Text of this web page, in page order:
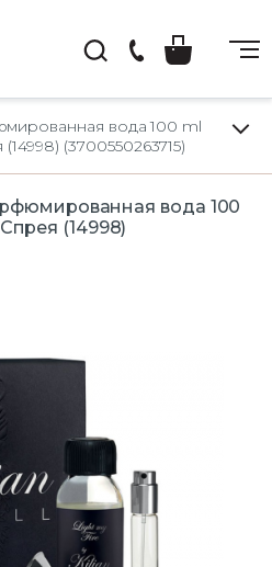
66-
22
вода 100 ml
(3700550263715)
вода 100
(14998)